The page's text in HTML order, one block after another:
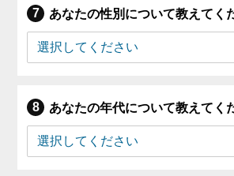
あなたの性別について教えてく
あなたの年代について教えてく